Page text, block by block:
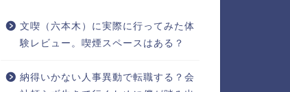
文喫（六本木）に実際に行ってみた体
験レビュー。喫煙スペースはある？
納得いかない人事異動で転職する？会